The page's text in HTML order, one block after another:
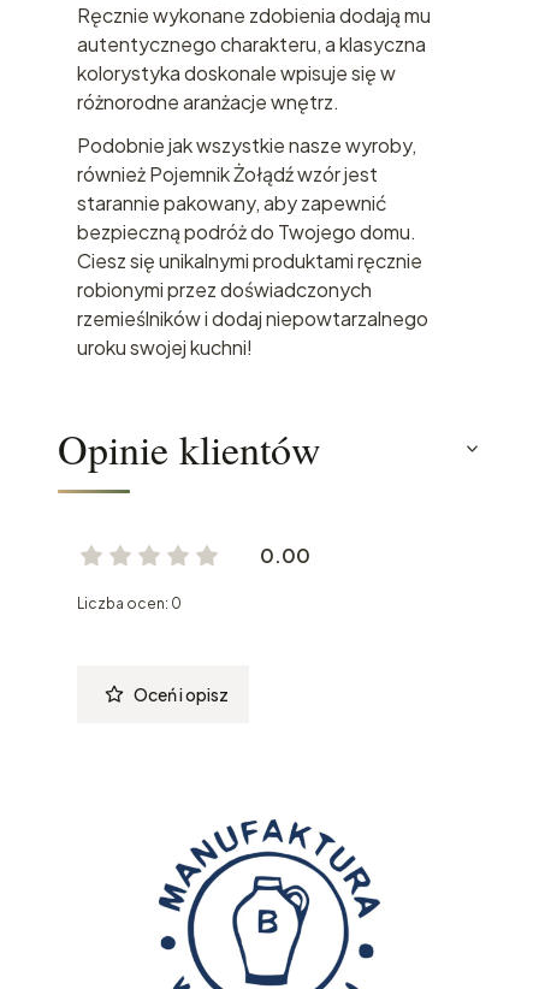
Ręcznie wykonane zdobienia dodają mu
autentycznego charakteru, a klasyczna
kolorystyka doskonale wpisuje się w
różnorodne aranżacje wnętrz.
Podobnie jak wszystkie nasze wyroby,
również Pojemnik Żołądź wzór jest
starannie pakowany, aby zapewnić
bezpieczną podróż do Twojego domu.
Ciesz się unikalnymi produktami ręcznie
robionymi przez doświadczonych
rzemieślników i dodaj niepowtarzalnego
uroku swojej kuchni!
Opinie klientów
0.00
Liczba ocen: 0
Oceń i opisz